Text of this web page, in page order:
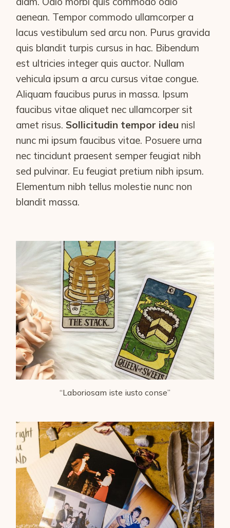
aenean. Tempor commodo ullamcorper a
lacus vestibulum sed arcu non. Purus gravida
quis blandit turpis cursus in hac. Bibendum
est ultricies integer quis auctor. Nullam
vehicula ipsum a arcu cursus vitae congue.
Aliquam faucibus purus in massa. Ipsum
faucibus vitae aliquet nec ullamcorper sit
amet risus. Sollicitudin tempor ideu nisl
nunc mi ipsum faucibus vitae. Posuere urna
nec tincidunt praesent semper feugiat nibh
sed pulvinar. Eu feugiat pretium nibh ipsum.
Elementum nibh tellus molestie nunc non
blandit massa.
“Laboriosam iste iusto conse”